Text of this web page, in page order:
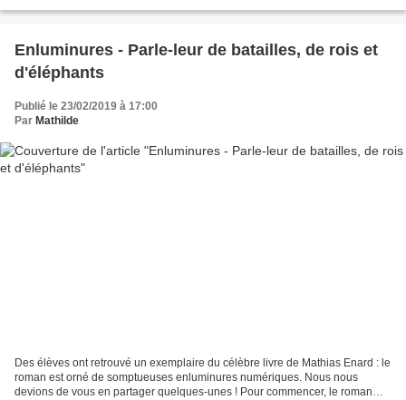
Enluminures - Parle-leur de batailles, de rois et
d'éléphants
Publié le 23/02/2019 à 17:00
Par Mathilde
Des élèves ont retrouvé un exemplaire du célèbre livre de Mathias Enard : le
roman est orné de somptueuses enluminures numériques. Nous nous
devions de vous en partager quelques-unes ! Pour commencer, le roman